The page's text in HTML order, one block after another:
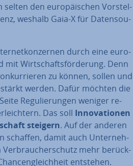
selten den eu­ro­päi­schen Vor­stel­
weshalb Gaia-X für Da­ten­sou­
durch eine eu­ro­
mit Wirt­schafts­för­de­rung. Denn
zu können, sollen und
werden. Dafür möchten die
Re­gu­lie­run­gen weniger re­
Das soll In­no­va­tio­nen
steigern. Auf der anderen
schaffen, damit auch Un­ter­neh­
Ver­brau­cher­schutz mehr be­rück­
entstehen.